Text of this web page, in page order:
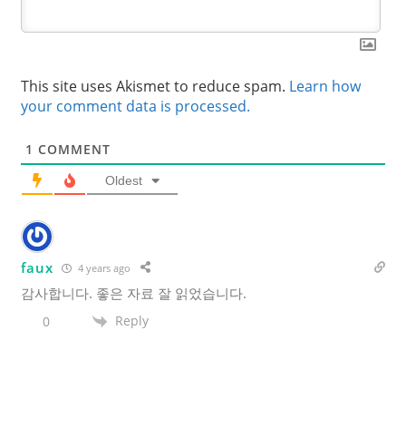
This site uses Akismet to reduce spam. Learn how
your comment data is processed.
1 COMMENT
Oldest
faux 4 years ago
감사합니다. 좋은 자료 잘 읽었습니다.
0 Reply